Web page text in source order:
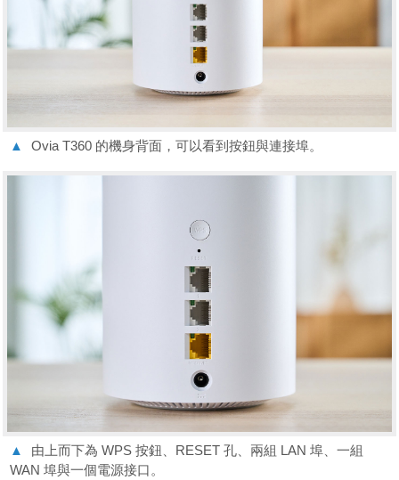
▲ Ovia T360 的機身背面，可以看到按鈕與連接埠。
▲
由上而下為 WPS 按鈕、RESET 孔、兩組 LAN 埠、一組
WAN 埠與一個電源接口。